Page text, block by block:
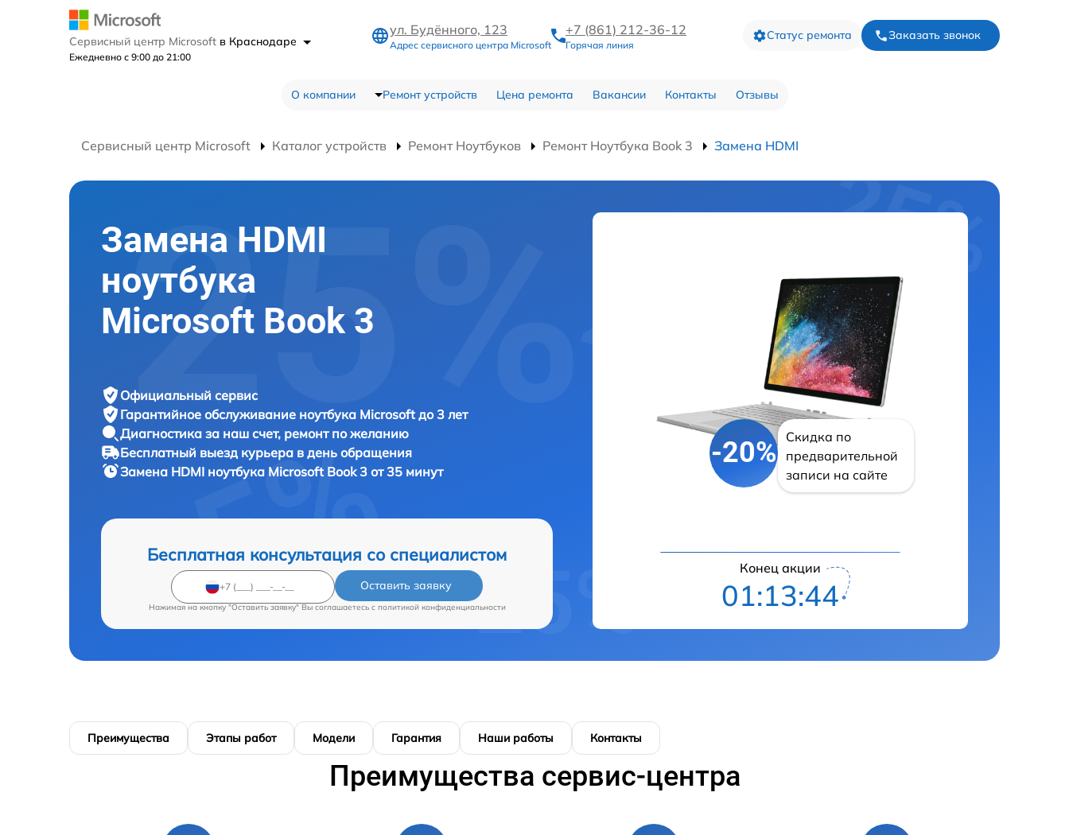
Сервисный центр Microsoft в Краснодаре
Ежедневно с 9:00 до 21:00
ул. Будённого, 123
Адрес сервисного центра Microsoft
+7 (861) 212-36-12
Горячая линия
Статус ремонта Заказать звонок
О компании Ремонт устройств Цена ремонта Вакансии Контакты Отзывы
Сервисный центр Microsoft Каталог устройств Ремонт Ноутбуков Ремонт Ноутбука Book 3 Замена HDMI
Замена HDMI
ноутбука
Microsoft Book 3
Официальный сервис
Гарантийное обслуживание ноутбука Microsoft до 3 лет
Диагностика за наш счет, ремонт по желанию
Бесплатный выезд курьера в день обращения
Замена HDMI ноутбука Microsoft Book 3 от 35 минут
Бесплатная консультация со специалистом
Оставить заявку
Нажимая на кнопку "Оставить заявку" Вы соглашаетесь c политикой конфиденциальности
-20%
Скидка по
предварительной
записи на сайте
Конец акции
01:13:43
Преимущества Этапы работ Модели Гарантия Наши работы Контакты
Преимущества сервис-центра